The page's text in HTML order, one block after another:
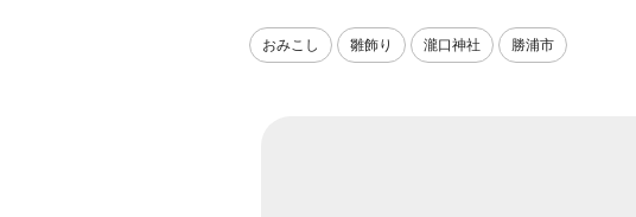
おみこし 雛飾り 瀧口神社 勝浦市